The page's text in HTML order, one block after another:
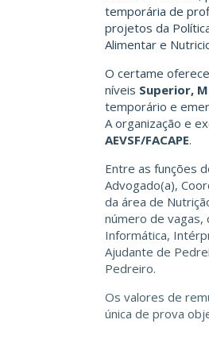
temporária de
projetos da
Alimentar e
O certame oferece
níveis Superior,
temporário e
A organização e
AEVSF/FACAPE.
Entre as funções
Advogado(a),
da área de
número de vagas,
Informática,
Ajudante de
Pedreiro.
Os valores de
única de prova